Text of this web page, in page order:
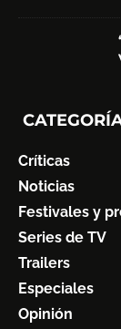
Críticas
Noticias
Festivales y
Series de TV
Trailers
Especiales
Opinión